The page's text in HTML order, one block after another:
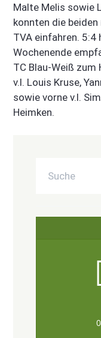
Malte Melis sowie
konnten die
TVA einfahren. 5:4
Wochenende
TC Blau-Weiß
v.l. Louis Kruse,
sowie vorne v.l.
Heimken.